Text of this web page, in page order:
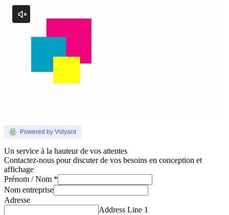
Powered by Vidyard
Un service à la hauteur de vos attentes
Contactez-nous pour discuter de vos besoins en conception et
affichage
Prénom / Nom *
Nom entreprise
Adresse
Address Line 1